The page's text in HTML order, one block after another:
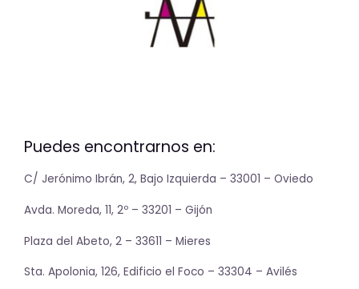
Puedes encontrarnos en:
C/ Jerónimo Ibrán, 2, Bajo Izquierda – 33001 – Oviedo
Avda. Moreda, 11, 2º – 33201 – Gijón
Plaza del Abeto, 2 – 33611 – Mieres
Sta. Apolonia, 126, Edificio el Foco – 33304 – Avilés